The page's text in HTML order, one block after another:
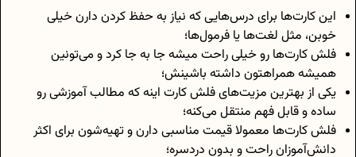
این کارت‌ها برای درس‌هایی که نیاز به حفظ کردن دارن خیلی
خوبن، مثل لغت‌ها یا فرمول‌ها؛
فلش کارت‌ها رو خیلی راحت میشه جا به‌ جا کرد و می‌تونین
همیشه همراهتون داشته باشینش؛
یکی از بهترین مزیت‌های فلش کارت اینه که مطالب آموزشی رو
ساده و قابل فهم منتقل می‌کنه؛
فلش کارت‌ها معمولا قیمت مناسبی دارن و تهیه‌شون برای اکثر
دانش‌آموزان راحت و بدون دردسره؛